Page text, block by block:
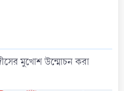
মুখোশ উন্মোচন করা